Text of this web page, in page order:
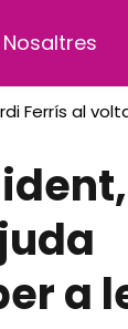
Nosaltres
Ferrís al
a